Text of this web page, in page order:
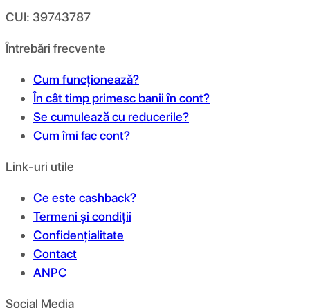
CUI: 39743787
Întrebări frecvente
Cum funcționează?
În cât timp primesc banii în cont?
Se cumulează cu reducerile?
Cum îmi fac cont?
Link-uri utile
Ce este cashback?
Termeni și condiții
Confidențialitate
Contact
ANPC
Social Media